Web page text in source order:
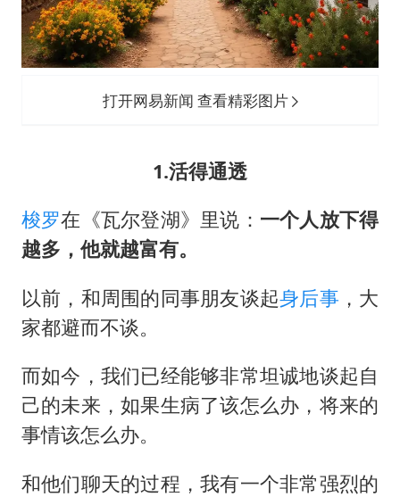
打开网易新闻 查看精彩图片
1.活得通透
梭罗在《瓦尔登湖》里说： 一个人放下得
越多，他就越富有。
以前，和周围的同事朋友谈起身后事 ，大
家都避而不谈。
而如今，我们已经能够非常坦诚地谈起自
己的未来，如果生病了该怎么办，将来的
事情该怎么办。
和他们聊天的过程，我有一个非常强烈的